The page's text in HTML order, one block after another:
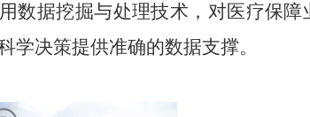
数据挖掘与处理技术，对医疗保障
学决策提供准确的数据支撑。